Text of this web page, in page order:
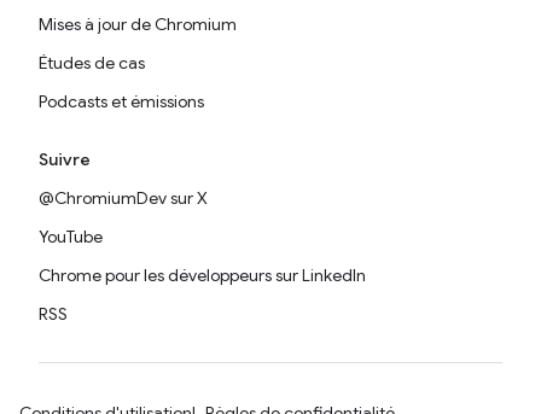
Mises à jour de Chromium
Études de cas
Podcasts et émissions
Suivre
@ChromiumDev sur X
YouTube
Chrome pour les développeurs sur LinkedIn
RSS